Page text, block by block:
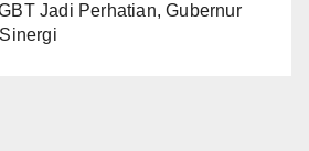
Jadi Perhatian, Gubernur